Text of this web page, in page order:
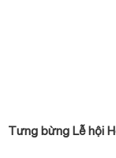
Tưng bừng Lễ hội